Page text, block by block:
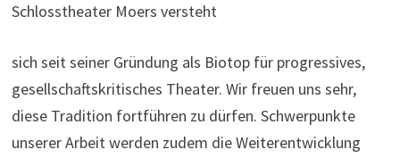
Schlosstheater Moers versteht
sich seit seiner Gründung als Biotop für progressives,
gesellschaftskritisches Theater. Wir freuen uns sehr,
diese Tradition fortführen zu dürfen. Schwerpunkte
unserer Arbeit werden zudem die Weiterentwicklung